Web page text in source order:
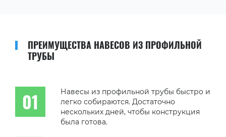
ПРЕИМУЩЕСТВА НАВЕСОВ ИЗ ПРОФИЛЬНОЙ
ТРУБЫ
Навесы из профильной трубы быстро и
легко собираются. Достаточно
нескольких дней, чтобы конструкция
была готова.